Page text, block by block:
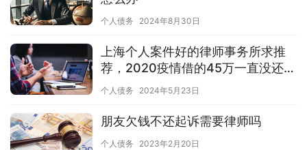
个人债务 2024年8月30日
上海个人案件好的律师事务所求推
荐，2020疫情借的45万一直没还
钱。
个人债务 2024年5月23日
朋友欠钱不还起诉需要律师吗
个人债务 2023年2月20日